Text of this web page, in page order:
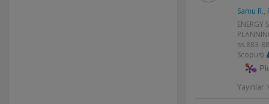
Samu R.,
ENERGY
ss.883-
Scopus)
Yayınlar